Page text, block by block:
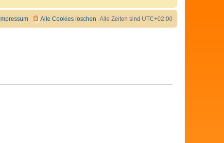
Alle Zeiten sind UTC+02:00
Alle Cookies löschen
Impressum